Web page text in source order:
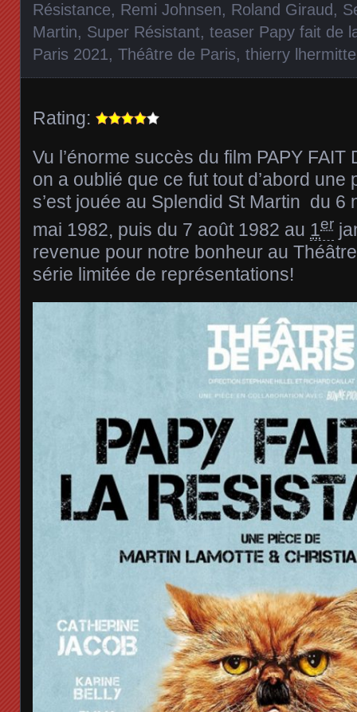
Résistance, Remi Johnsen, Roland Giraud ,
Martin, Super Résistant, teaser Papy fait de
Paris 2021, Théâtre de Paris, thierry lhermitte
Rating:
Vu l’énorme succès du film PAPY FAIT
on a oublié que ce fut tout d’abord une
s’est jouée au Splendid St Martin du 6
mai 1982, puis du 7 août 1982 au 1er
revenue pour notre bonheur au
série limitée de représentations!